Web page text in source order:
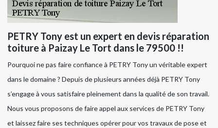
PETRY Tony est un expert en devis réparation
toiture à Paizay Le Tort dans le 79500 !!
Pourquoi ne pas faire confiance à PETRY Tony un véritable expert
dans le domaine ? Depuis de plusieurs années déjà PETRY Tony
s’engage à vous satisfaire pleinement dans la qualité de son travail.
Nous vous proposons de faire appel aux services de PETRY Tony
et laissez faire ses techniques opérer pour vos travaux de pose et